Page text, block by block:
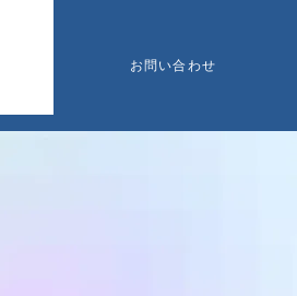
お問い合わせ